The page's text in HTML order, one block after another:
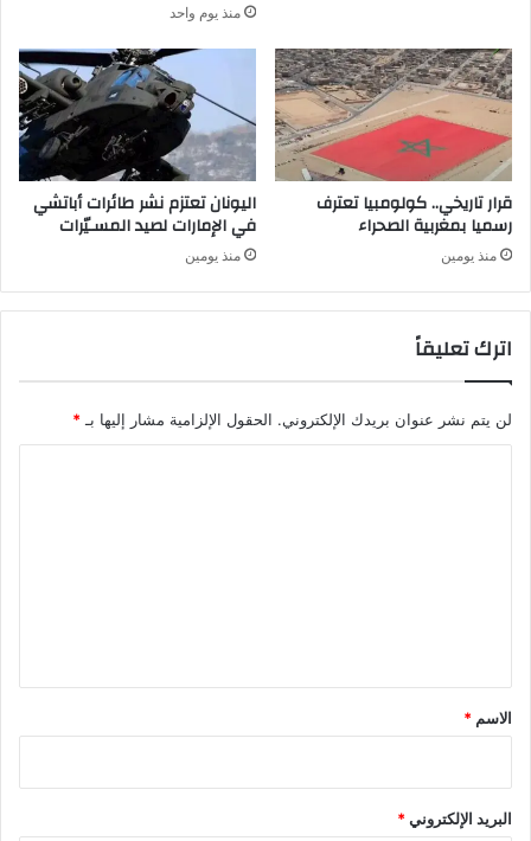
منذ يوم واحد
قرار تاريخي.. كولومبيا تعترف
رسميا بمغربية الصحراء
منذ يومين
اليونان تعتزم نشر طائرات أباتشي
في الإمارات لصيد المسـيّرات
منذ يومين
اترك تعليقاً
لن يتم نشر عنوان بريدك الإلكتروني. الحقول الإلزامية مشار إليها بـ*
*
الاسم *
البريد الإلكتروني*